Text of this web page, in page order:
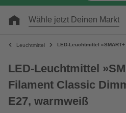
Wähle jetzt Deinen Markt
Leuchtmittel LED-Leuchtmittel
LED-Leuchtmittel
Filament Classic
E27, warmweiß